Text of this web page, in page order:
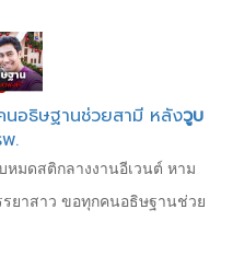
อธิษฐานช่วยสามี หลังวูบ
.
หมดสติกลางงานอีเวนต์ หาม
ยาสาว ขอทุกคนอธิษฐานช่วย